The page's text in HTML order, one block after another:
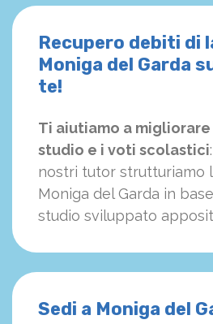
Recupero debiti di
Moniga del Garda
te!
Ti aiutiamo a
studio e i voti scolastici
nostri tutor strutturiamo
Moniga del Garda in
studio sviluppato
Sedi a Moniga del